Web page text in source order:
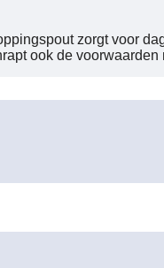
zorgt voor
ook de